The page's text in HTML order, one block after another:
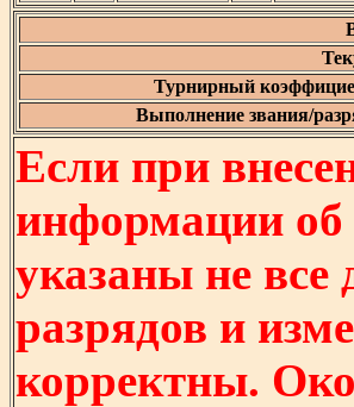
Турнирный
Выполнение звания/
Если при
информации
указаны не
разрядов и
корректны.